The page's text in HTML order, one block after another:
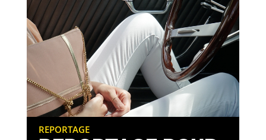
REPORTAGE